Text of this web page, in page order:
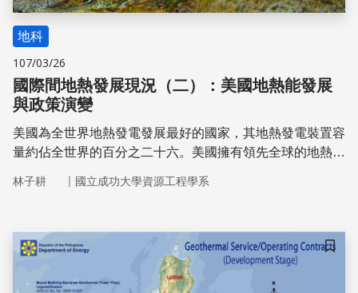
地科
107/03/26
國際間地熱發展現況（二）：美國地熱能發展
與政策演變
美國為全世界地熱發電發展最好的國家，其地熱發電裝置容
量約佔全世界的百分之二十六。美國擁有領先全球的地熱開
速。但近年來，美國地熱發電裝置容量卻並無顯著的提高，
能夠控制開發成本來回收利潤，因此不打算展開新的開發計
畫。再者，川普總統上任後美國政府政策走向改變，限制再
生能源計畫發展，使地熱發展停滯。為發展地熱能，美國能
源部仍持續投入資金研究新技術，期望在未來，借由技術的
林子耕 ｜ 國立成功大學資源工程學系
儲存